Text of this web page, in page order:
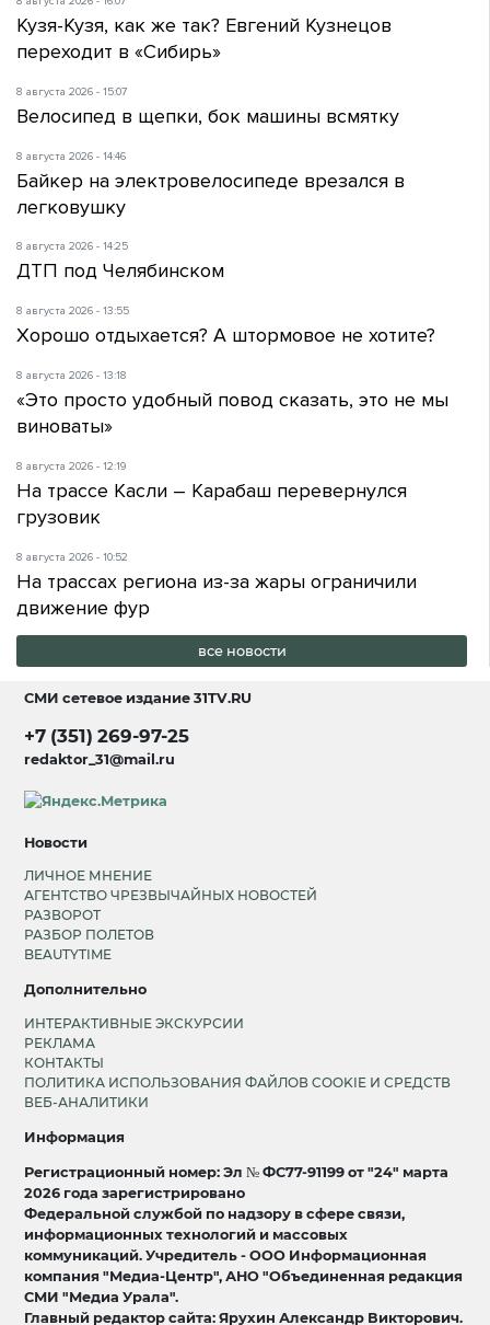
Кузя-Кузя, как же так? Евгений Кузнецов
переходит в «Сибирь»
8 августа 2026 - 15:07
Велосипед в щепки, бок машины всмятку
8 августа 2026 - 14:46
Байкер на электровелосипеде врезался в
легковушку
8 августа 2026 - 14:25
ДТП под Челябинском
8 августа 2026 - 13:55
Хорошо отдыхается? А штормовое не хотите?
8 августа 2026 - 13:18
«Это просто удобный повод сказать, это не мы
виноваты»
8 августа 2026 - 12:19
На трассе Касли – Карабаш перевернулся
грузовик
8 августа 2026 - 10:52
На трассах региона из-за жары ограничили
движение фур
все новости
СМИ сетевое издание31TV.RU
+7 (351) 269-97-25
redaktor_31@mail.ru
Новости
ЛИЧНОЕ МНЕНИЕ
АГЕНТСТВО ЧРЕЗВЫЧАЙНЫХ НОВОСТЕЙ
РАЗВОРОТ
РАЗБОР ПОЛЕТОВ
BEAUTYTIME
Дополнительно
ИНТЕРАКТИВНЫЕ ЭКСКУРСИИ
РЕКЛАМА
КОНТАКТЫ
ПОЛИТИКА ИСПОЛЬЗОВАНИЯ ФАЙЛОВ COOKIE И СРЕДСТВ
ВЕБ-АНАЛИТИКИ
Информация
Регистрационный номер: Эл № ФС77-91199 от "24" марта
2026 года зарегистрировано
Федеральной службой по надзору в сфере связи,
информационных технологий и массовых
коммуникаций. Учредитель - ООО Информационная
компания "Медиа-Центр", АНО "Объединенная редакция
СМИ "Медиа Урала".
Главный редактор сайта: Ярухин Александр Викторович.